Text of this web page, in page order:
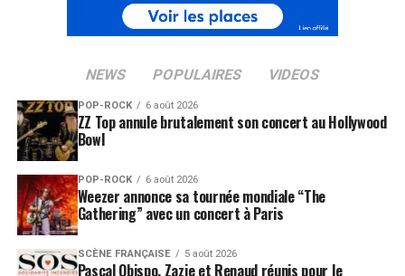
NEWS POPULAIRES VIDEOS
POP-ROCK 6 août 2026
ZZ Top annule brutalement son concert au Hollywood
Bowl
POP-ROCK 6 août 2026
Weezer annonce sa tournée mondiale “The
Gathering” avec un concert à Paris
SCÈNE FRANÇAISE 5 août 2026
Pascal Obispo, Zazie et Renaud réunis pour le